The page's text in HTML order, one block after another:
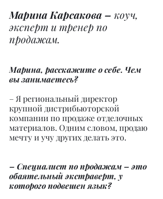
Марина Карсакова – коуч,
эксперт и тренер по
продажам.
Марина, расскажите о себе. Чем
вы занимаетесь?
– Я региональный директор
крупной дистрибьюторской
компании по продаже отделочных
материалов. Одним словом, продаю
мечту и учу других делать это.
– Специалист по продажам – это
обаятельный экстраверт, у
которого подвешен язык?